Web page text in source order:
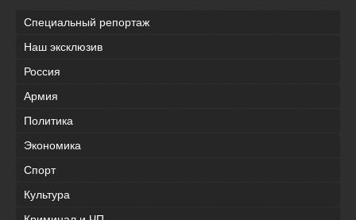
Специальный репортаж
Наш эксклюзив
Россия
Армия
Политика
Экономика
Спорт
Культура